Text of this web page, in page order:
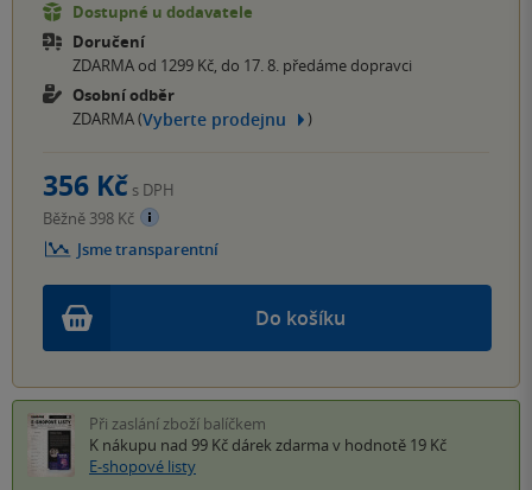
Dostupné u dodavatele
Doručení
ZDARMA od 1299 Kč, do 17. 8. předáme dopravci
Osobní odběr
ZDARMA (Vyberte prodejnu )
Do košíku
356 Kč s DPH
Běžně 398 Kč
Jsme transparentní
Při zaslání zboží balíčkem
K nákupu nad 99 Kč dárek zdarma v hodnotě 19 Kč
E-shopové listy